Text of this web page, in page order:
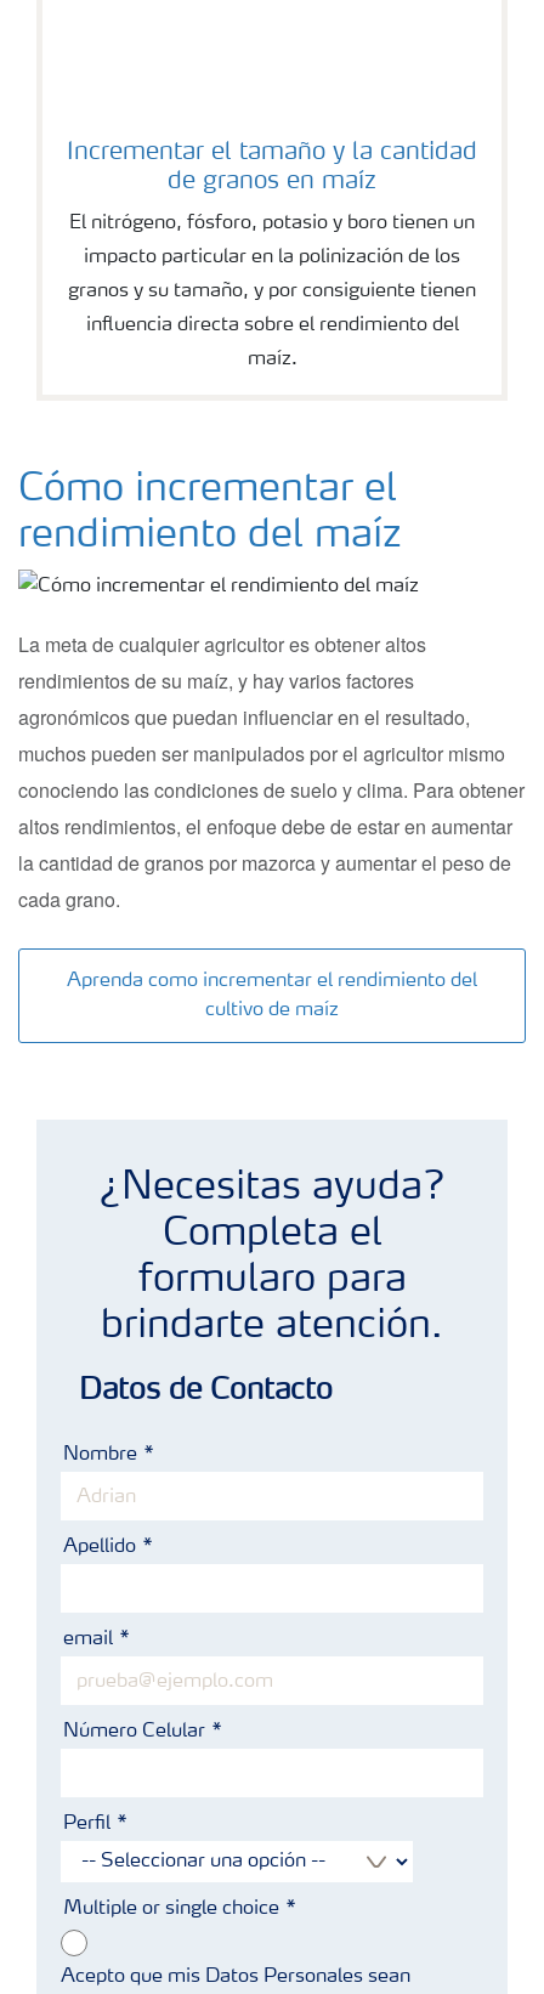
Incrementar el tamaño y la cantidad
de granos en maíz
El nitrógeno, fósforo, potasio y boro tienen un
impacto particular en la polinización de los
granos y su tamaño, y por consiguiente tienen
influencia directa sobre el rendimiento del
maíz.
Cómo incrementar el
rendimiento del maíz
La meta de cualquier agricultor es obtener altos
rendimientos de su maíz, y hay varios factores
agronómicos que puedan influenciar en el resultado,
muchos pueden ser manipulados por el agricultor mismo
conociendo las condiciones de suelo y clima. Para obtener
altos rendimientos, el enfoque debe de estar en aumentar
la cantidad de granos por mazorca y aumentar el peso de
cada grano.
Aprenda como incrementar el rendimiento del
cultivo de maíz
¿Necesitas ayuda?
Completa el
formularo para
brindarte atención.
Datos de Contacto
Nombre
Apellido
email
Número Celular
Perfil
Multiple or single choice
Acepto que mis Datos Personales sean